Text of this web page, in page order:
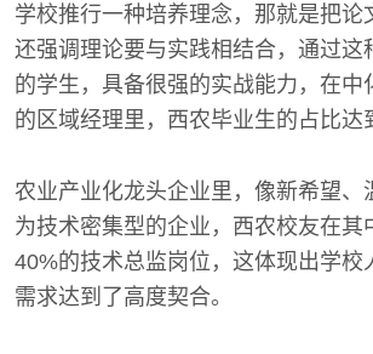
学校推行一种培养理念，那就是把论
还强调理论要与实践相结合，通过这
的学生，具备很强的实战能力，在中
的区域经理里，西农毕业生的占比达
农业产业化龙头企业里，像新希望、
为技术密集型的企业，西农校友在其
40%的技术总监岗位，这体现出学校
需求达到了高度契合。